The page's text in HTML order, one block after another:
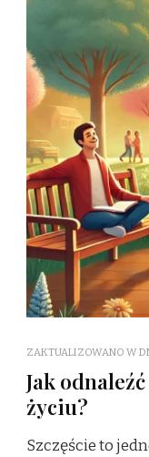
ZAKTUALIZOWANO W
Jak
życiu?
Szczęście to